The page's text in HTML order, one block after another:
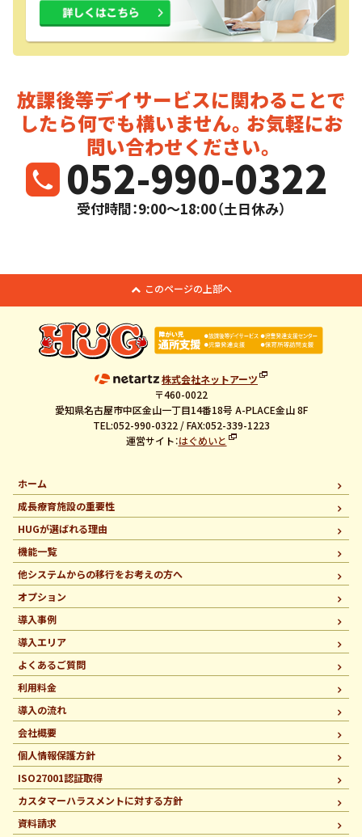
放課後等デイサービスに関わることで
したら何でも構いません。お気軽にお
問い合わせください。
052-990-0322
受付時間：9:00～18:00（土日休み）
このページの上部へ
株式会社ネットアーツ
〒460-0022
愛知県名古屋市中区金山一丁目14番18号 A-PLACE金山 8F
TEL:052-990-0322 / FAX:052-339-1223
運営サイト：はぐめいと
ホーム
成長療育施設の重要性
HUGが選ばれる理由
機能一覧
他システムからの移行をお考えの方へ
オプション
導入事例
導入エリア
よくあるご質問
利用料金
導入の流れ
会社概要
個人情報保護方針
ISO27001認証取得
カスタマーハラスメントに対する方針
資料請求